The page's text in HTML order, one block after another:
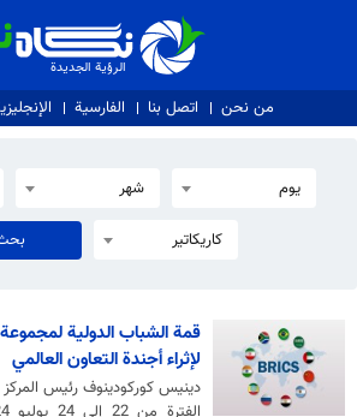
الرؤية الجديدة
الرؤية الجديدة
من نحن اتصل بنا الفارسية
يوم شهر
كاريكاتير
قمة الشباب الدولية
لإثراء أجندة التعاون العالمي
دينيس كوركودينوف رئيس المركز